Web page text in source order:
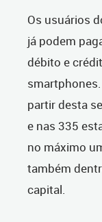
Os usuários
já podem
débito e
partir desta
e nas 335
no máximo
também
capital.